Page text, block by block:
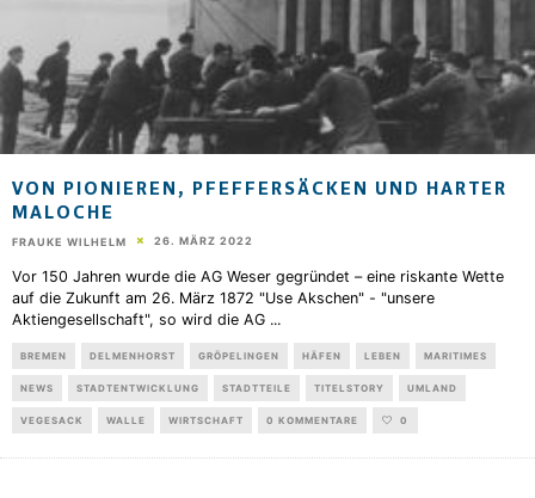
VON PIONIEREN, PFEFFERSÄCKEN UND HARTER
MALOCHE
FRAUKE WILHELM 26. MÄRZ 2022
Vor 150 Jahren wurde die AG Weser gegründet – eine riskante Wette
auf die Zukunft am 26. März 1872 "Use Akschen" - "unsere
Aktiengesellschaft", so wird die AG ...
BREMEN DELMENHORST GRÖPELINGEN HÄFEN LEBEN MARITIMES
NEWS STADTENTWICKLUNG STADTTEILE TITELSTORY UMLAND
VEGESACK WALLE WIRTSCHAFT 0 KOMMENTARE 0